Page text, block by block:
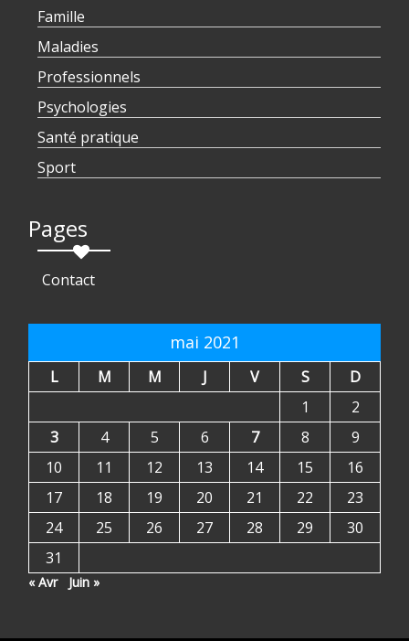
Famille
Maladies
Professionnels
Psychologies
Santé pratique
Sport
Pages
Contact
mai 2021
L M M J V S
D
1
2
3
4 5 6 7 8
9
10
11 12 13 14 15
16
17
18 19 20 21 22
23
24
25 26 27 28 29
30
31
« Avr Juin »